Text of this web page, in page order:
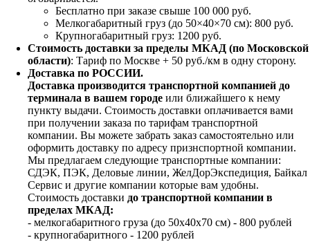
Бесплатно при заказе свыше 100 000 руб.
Мелкогабаритный груз (до 50×40×70 см): 800 руб.
Крупногабаритный груз: 1200 руб.
Стоимость доставки за пределы МКАД (по Московской
области): Тариф по Москве + 50 руб./км в одну сторону.
Доставка по РОССИИ.
Доставка производится транспортной компанией до
терминала в вашем городе или ближайшего к нему
пункту выдачи. Стоимость доставки оплачивается вами
при получении заказа по тарифам транспортной
компании. Вы можете забрать заказ самостоятельно или
оформить доставку по адресу признспортной компании.
Мы предлагаем следующие транспортные компании:
СДЭК, ПЭК, Деловые линии, ЖелДорЭкспедиция, Байкал
Сервис и другие компании которые вам удобны.
Стоимость доставки до транспортной компании в
пределах МКАД:
- мелкогабаритного груза (до 50х40х70 см) - 800 рублей
- крупногабаритного - 1200 рублей